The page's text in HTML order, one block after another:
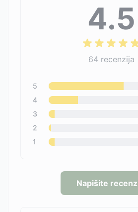
4.5
64 recenzija
5
4
3
2
1
Napišite